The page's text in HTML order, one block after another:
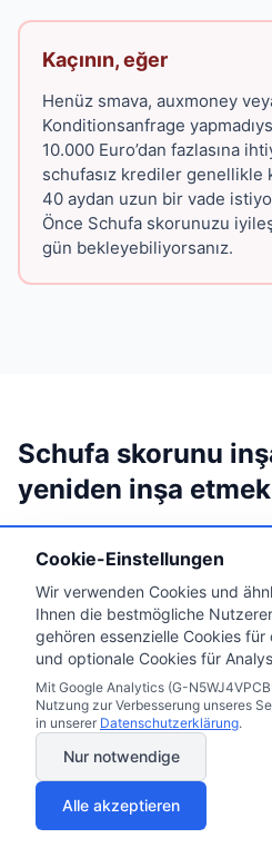
Cookie-Einstellungen
Wir verwenden Cookies und
Ihnen die bestmögliche
gehören essenzielle Cookies
und optionale Cookies für
Mit Google Analytics (G-
Nutzung zur Verbesserung unseres
in unserer Datenschutzerklärung.
Nur notwendige
Alle akzeptieren
Kaçının, eğer
Henüz smava, auxmoney
Konditionsanfrage
10.000 Euro’dan fazlasına
schufasız krediler genellikle
40 aydan uzun bir vade
Önce Schufa skorunuzu
gün bekleyebiliyorsanız.
Schufa skorunu
yeniden inşa etmek
altı ile on iki ayınızı
inşa etmeye ayırın. Bu
gördüğü pozitif kayıtlar
1 Alman banka hesabı açın
Yoksa bir Girokonto
kayıttır. En eski banka
12 kriterden biridir.
Faturalı telefon
Faturalı bir Handyvertrag,